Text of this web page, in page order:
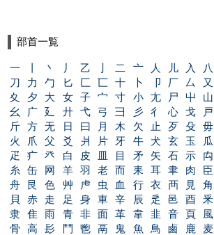
部首一覧
一 丶 丿 乙 二 亠 人 儿 入 八
刀
力 勹 匕 匚 匸 十 卜 卩 厂 厶 又
夊
夕 大 女 子 宀 寸 小 尢 尸 屮 山
幺
广 廴 廾 弋 弓 彐 彡 彳 心 戈 戸
斤
方 无 日 曰 月 木 欠 止 歹 殳 毋
火
爪 父 爻 爿 片 牙 牛 犬 玄 玉 瓜
疋
疒 癶 白 皮 皿 目 矛 矢 石 示 禸
糸
缶 网 羊 羽 老 而 耒 耳 聿 肉 臣
舟
艮 色 艸 虍 虫 血 行 衣 襾 見 角
貝
赤 走 足 身 車 辛 辰 辵 邑 酉 釆
隶
隹 雨 青 非 面 革 韋 韭 音 頁 風
骨
高 髟 鬥 鬯 鬲 鬼 魚 鳥 鹵 鹿 麦